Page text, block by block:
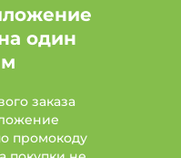
Сезон
один
заказа
промокоду